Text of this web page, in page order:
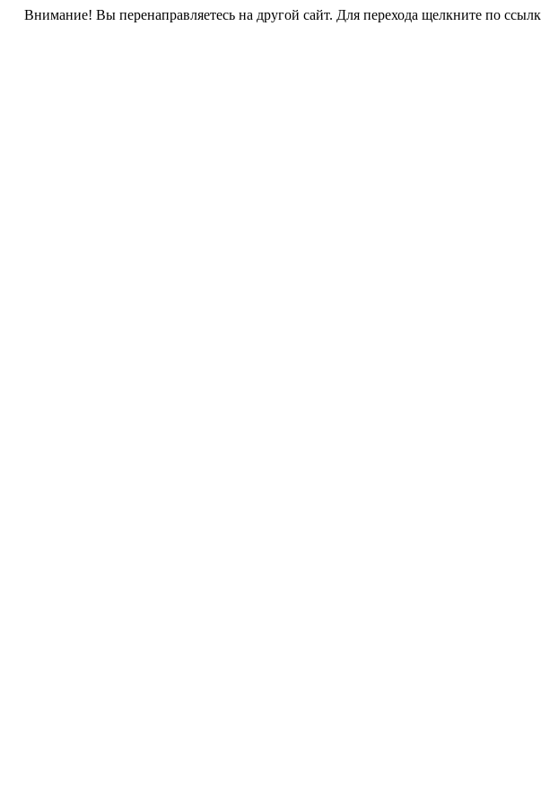
Внимание! Вы перенаправляетесь на другой сайт. Для перехода щелкните по